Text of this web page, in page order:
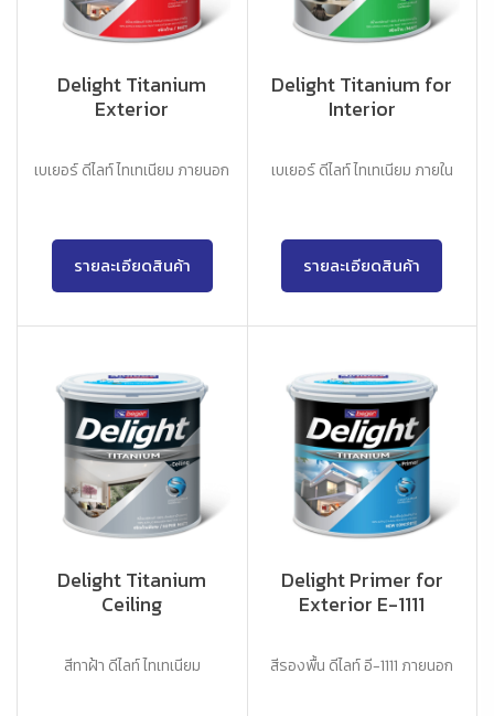
Delight Titanium
Exterior
เบเยอร์ ดีไลท์ ไทเทเนียม ภายนอก
รายละเอียดสินค้า
Delight Titanium for
Interior
เบเยอร์ ดีไลท์ ไทเทเนียม ภายใน
รายละเอียดสินค้า
Delight Titanium
Ceiling
สีทาฝ้า ดีไลท์ ไทเทเนียม
Delight Primer for
Exterior E-1111
สีรองพื้น ดีไลท์ อี-1111 ภายนอก